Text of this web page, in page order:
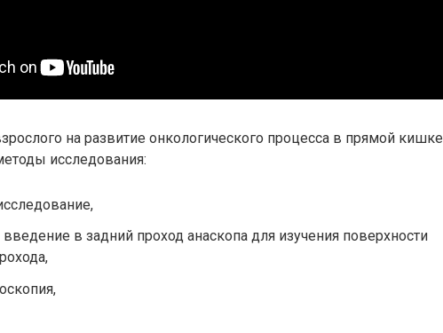
на развитие онкологического процесса в прямой кишке
исследования:
введение в задний проход анаскопа для изучения поверхности